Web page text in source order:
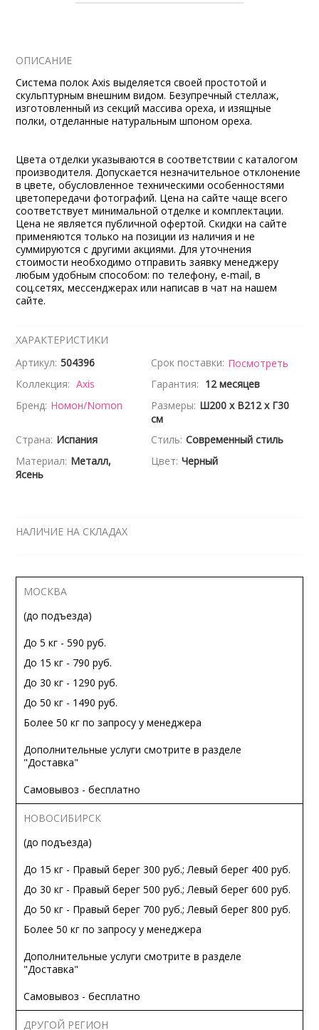
ОПИСАНИЕ
Система полок Axis выделяется своей простотой и
скульптурным внешним видом. Безупречный стеллаж,
изготовленный из секций массива ореха, и изящные
полки, отделанные натуральным шпоном ореха.
Цвета отделки указываются в соответствии с каталогом
производителя. Допускается незначительное отклонение
в цвете, обусловленное техническими особенностями
цветопередачи фотографий. Цена на сайте чаще всего
соответствует минимальной отделке и комплектации.
Цена не является публичной офертой. Скидки на сайте
применяются только на позиции из наличия и не
суммируются с другими акциями. Для уточнения
стоимости необходимо отправить заявку менеджеру
любым удобным способом: по телефону, e-mail, в
соц.сетях, мессенджерах или написав в чат на нашем
сайте.
ХАРАКТЕРИСТИКИ
Артикул: 504396 Срок поставки: Посмотреть
Коллекция: Axis Гарантия: 12 месяцев
Бренд: Номон/Nomon Размеры: Ш200 x В212 x Г30
см
Страна: Испания Стиль: Современный стиль
Материал: Металл,
Ясень
Цвет: Черный
НАЛИЧИЕ НА СКЛАДАХ
МОСКВА
(до подъезда)
До 5 кг - 590 руб.
До 15 кг - 790 руб.
До 30 кг - 1290 руб.
До 50 кг - 1490 руб.
Более 50 кг по запросу у менеджера
Дополнительные услуги смотрите в разделе
"Доставка"
Самовывоз - бесплатно
НОВОСИБИРСК
(до подъезда)
До 15 кг - Правый берег 300 руб.; Левый берег 400 руб.
До 30 кг - Правый берег 500 руб.; Левый берег 600 руб.
До 50 кг - Правый берег 700 руб.; Левый берег 800 руб.
Более 50 кг по запросу у менеджера
Дополнительные услуги смотрите в разделе
"Доставка"
Самовывоз - бесплатно
ДРУГОЙ РЕГИОН